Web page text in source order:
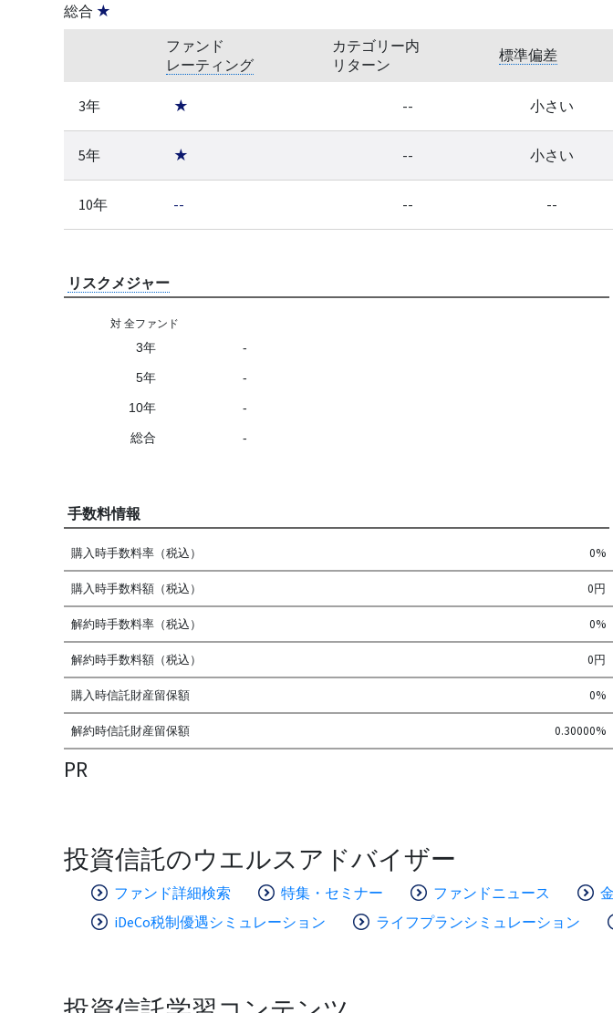
総合 ★
ファンド
レーティング
カテゴリー内
リターン
標準偏差
3年 ★ -- 小さい
5年 ★ -- 小さい
10年 -- -- --
リスクメジャー
対 全ファンド
3年 -
5年 -
10年 -
総合 -
手数料情報
購入時手数料率（税込） 0%
購入時手数料額（税込） 0円
解約時手数料率（税込） 0%
解約時手数料額（税込） 0円
購入時信託財産留保額 0%
解約時信託財産留保額 0.30000%
PR
投資信託のウエルスアドバイザー
ファンド詳細検索 特集・セミナー ファンドニュース
iDeCo税制優遇シミュレーション
ライフプランシミュレーション